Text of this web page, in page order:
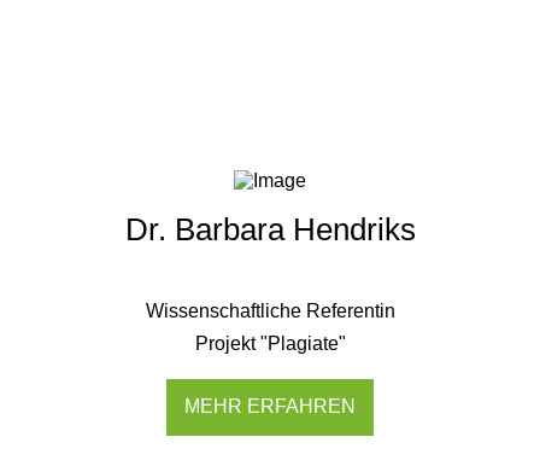
Dr. Barbara Hendriks
Wissenschaftliche Referentin
Projekt "Plagiate"
MEHR ERFAHREN